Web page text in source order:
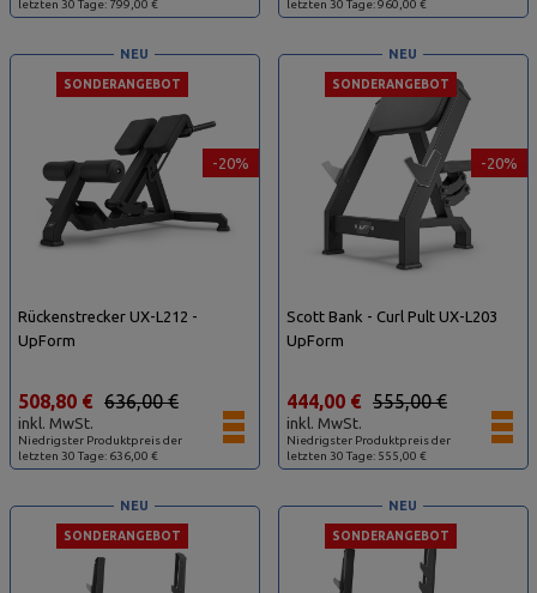
letzten 30 Tage: 799,00 €
letzten 30 Tage: 960,00 €
-20%
SONDERANGEBOT
NEU
Rückenstrecker UX-L212 -
UpForm
Niedrigster Produktpreis der
letzten 30 Tage: 636,00 €
636,00 €
508,80 €
inkl. MwSt.
-20%
SONDERANGEBOT
NEU
Scott Bank - Curl Pult UX-L203
UpForm
Niedrigster Produktpreis der
letzten 30 Tage: 555,00 €
555,00 €
444,00 €
inkl. MwSt.
SONDERANGEBOT
NEU
SONDERANGEBOT
NEU